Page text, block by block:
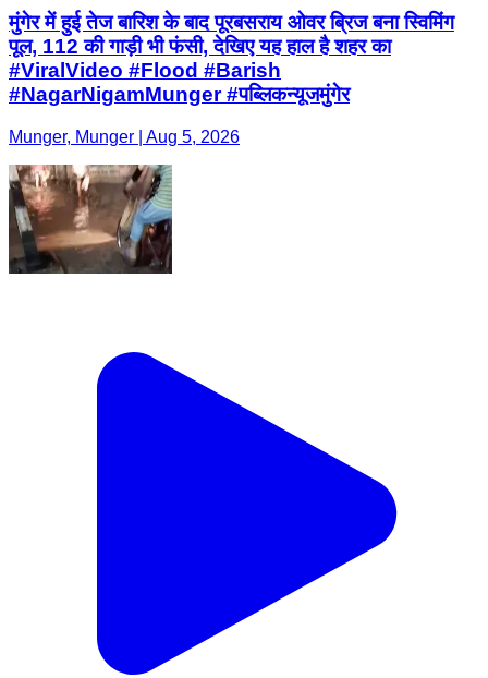
मुंगेर में हुई तेज बारिश के बाद पूरबसराय ओवर ब्रिज बना स्विमिंग
पूल, 112 की गाड़ी भी फंसी, देखिए यह हाल है शहर का
#ViralVideo #Flood #Barish
#NagarNigamMunger #पब्लिकन्यूजमुंगेर
Munger, Munger | Aug 5, 2026